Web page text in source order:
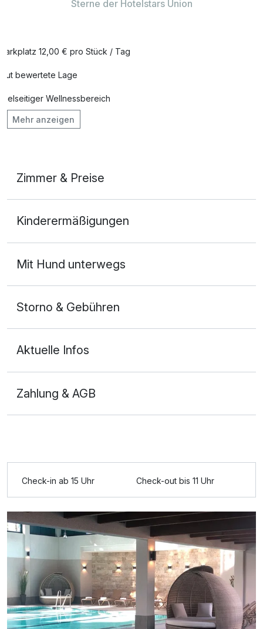
Sterne der Hotelstars Union
Parkplatz 12,00 € pro Stück / Tag
Gut bewertete Lage
Vielseitiger Wellnessbereich
Hunde im Hotel erlaubt für 20,00 € pro Stück / Tag
Zimmerservice verfügbar
Mehr anzeigen
Zimmer & Preise
2 Erwachsene und 1 Kind
Zusatznächte
Für 5 Tage p.P. ab629,00 €
Einzelzimmer
1 Erwachsenen und 1 Kind
Kinderermäßigungen
Mit Hund unterwegs
Storno & Gebühren
Aktuelle Infos
Zahlung & AGB
Check-in ab 15 Uhr Check-out bis 11 Uhr